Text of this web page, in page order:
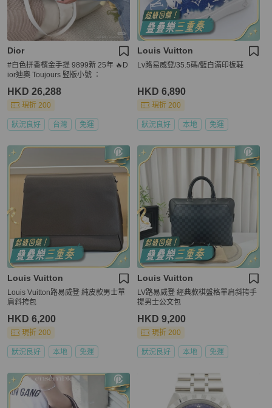
Dior
#白色拼香檳金手提 9899新 25年 🔥D
ior迪奧 Toujours 竪版小號 ：
HKD 26,288
現折 200
狀況良好 台灣 免運
Louis Vuitton
Lv路易威登/35.5碼/藍白滿印板鞋
HKD 6,890
現折 200
狀況良好 本地 免運
Louis Vuitton
Louis Vuitton路易威登 純皮款男士單
肩斜挎包
HKD 6,200
現折 200
狀況良好 本地 免運
Louis Vuitton
LV路易威登 經典款棋盤格單肩斜挎手
提男士公文包
HKD 9,200
現折 200
狀況良好 本地 免運